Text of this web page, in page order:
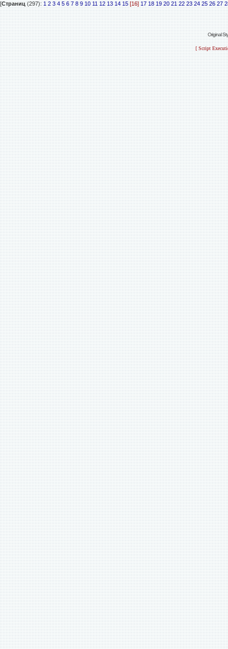
[Страниц(297):1 2 3 4 5 6 7 8 9 10 11 12 13 14 15 [16] 17 18 19 20 21 22 23 24 25 26 27
Original
[ Script